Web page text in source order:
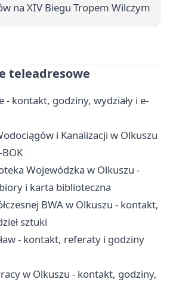
na XIV Biegu Tropem Wilczym
teleadresowe
- kontakt, godziny, wydziały i e-
i Kanalizacji w Olkuszu
Wojewódzka w Olkuszu -
i karta biblioteczna
BWA w Olkuszu - kontakt,
sztuki
- kontakt, referaty i godziny
w Olkuszu - kontakt, godziny,